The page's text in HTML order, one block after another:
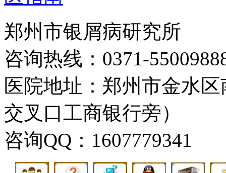
郑州市银屑病研究所
咨询热线：0371-
医院地址：郑州市金水
交叉口工商银行旁）
咨询QQ：1607779341